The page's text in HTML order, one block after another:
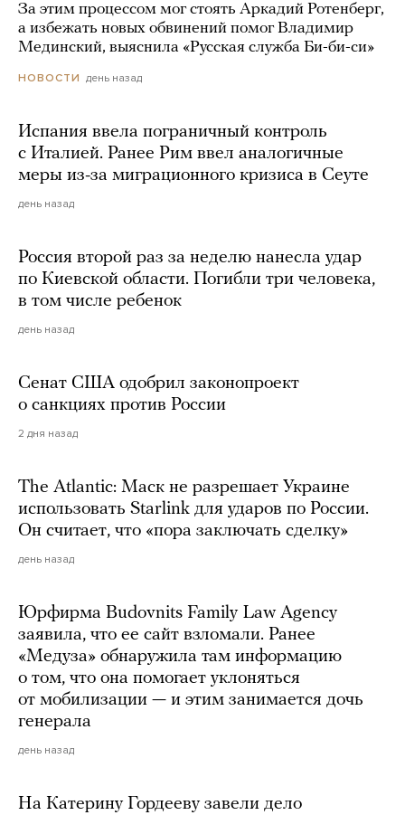
За этим процессом мог стоять Аркадий Ротенберг,
а избежать новых обвинений помог Владимир
Мединский, выяснила «Русская служба Би-би-си»
НОВОСТИ день назад
Испания ввела пограничный контроль
с Италией. Ранее Рим ввел аналогичные
меры из-за миграционного кризиса в Сеуте
день назад
Россия второй раз за неделю нанесла удар
по Киевской области. Погибли три человека,
в том числе ребенок
день назад
Сенат США одобрил законопроект
о санкциях против России
2 дня назад
The Atlantic: Маск не разрешает Украине
использовать Starlink для ударов по России.
Он считает, что «пора заключать сделку»
день назад
Юрфирма Budovnits Family Law Agency
заявила, что ее сайт взломали. Ранее
«Медуза» обнаружила там информацию
о том, что она помогает уклоняться
от мобилизации — и этим занимается дочь
генерала
день назад
На Катерину Гордееву завели дело